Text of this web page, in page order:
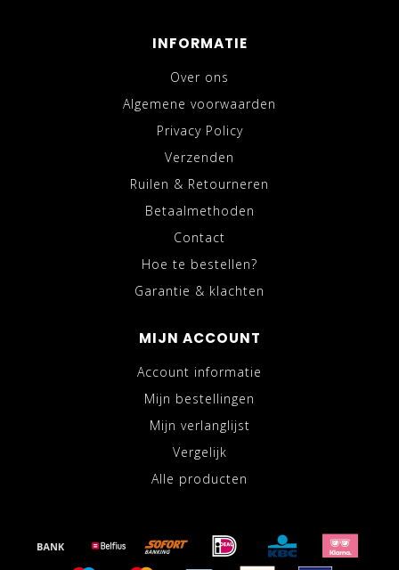
INFORMATIE
Over ons
Algemene voorwaarden
Privacy Policy
Verzenden
Ruilen & Retourneren
Betaalmethoden
Contact
Hoe te bestellen?
Garantie & klachten
MIJN ACCOUNT
Account informatie
Mijn bestellingen
Mijn verlanglijst
Vergelijk
Alle producten